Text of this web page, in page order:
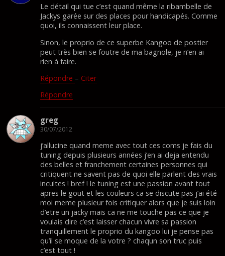
Le détail qui tue c’est quand même la ribambelle de
Jackys garée sur des places pour handicapés. Comme
quoi, ils connaissent leur place.
Sinon, le proprio de ce superbe Kangoo de postier
peut très bien se foutre de ma bagnole, je n’en ai
rien à faire.
Répondre – Citer
Répondre
greg
30/07/2012
j’allucine quand meme avec tout ces coms je fais du
tuning depuis plusieurs années j’en ai deja entendu
des belles et franchement certaines personnes qui
critiquent ne savent pas de quoi elle parlent des vrais
incultes ! bref ! le tuning est une passion avant tout
apres le gout et les couleurs ca se discute pas j’ai été
moi meme plusieur fois critiquer alors que je suis loin
d’etre un jacky mais ca ne me touche pas ce que je
voulais dire c’est laisser chacun vivre sa passion
tranquillement le proprio du kangoo lui je pense pas
qu’il se moque de la votre ? chaqun son truc puis
c’est tout !